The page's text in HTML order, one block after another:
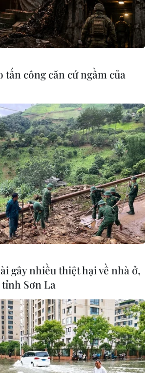
tấn công căn cứ ngầm của
gây nhiều thiệt hại về nhà ở,
Sơn La